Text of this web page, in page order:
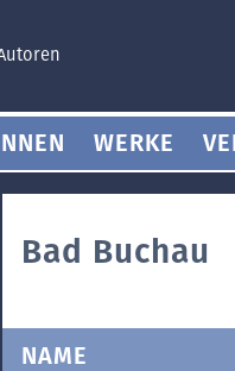
WERKE
Bad Buchau
NAME